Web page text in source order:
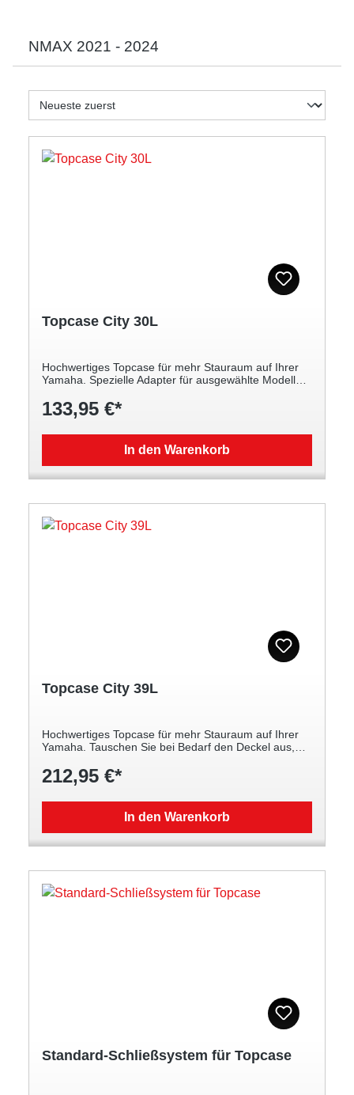
NMAX 2021 - 2024
Topcase City 30L
Hochwertiges Topcase für mehr Stauraum auf Ihrer
Yamaha. Spezielle Adapter für ausgewählte Modelle
Fahrerausstattung Einschließlich Universal-
Montageplatte und Schloss-Satz (2 Schlüssel)
133,95 €*
In den Warenkorb
Topcase City 39L
Hochwertiges Topcase für mehr Stauraum auf Ihrer
Yamaha. Tauschen Sie bei Bedarf den Deckel aus,
entspricht Exklusiv entworfen von ELM Design Europe
für Yamaha Motor Erhältlich in matt-schwarz mit
passenden Farben Kombinieren Sie es, für noch
mehr Komfort, mit der optional erhältlichen
Innentasche und der Soziusrückenlehne für das
Topcase Bietet Platz für einen (Integral-)Helm oder
extra mitbestellen
212,95 €*
In den Warenkorb
Standard-Schließsystem für Topcase